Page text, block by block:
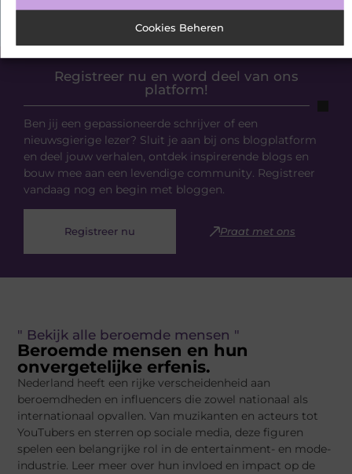
Cookies Beheren
Registreer nu en word deel van ons
platform!
Ben jij een gepassioneerde schrijver of een
nieuwsgierige lezer? Sluit je aan bij ons blogplatform
en deel jouw verhalen, ontdek inspirerende blogs en
bouw mee aan een levendige community. Registreer
vandaag nog en begin met bloggen.
Registreer nu Praat met ons
" Bekijk alle beroemde mensen "
Beroemde mensen en hun
onvergetelijke erfenis.
Nederland heeft een rijke verscheidenheid aan
beroemdheden en influencers die zowel nationaal als
internationaal opvallen. Van muzikanten en acteurs tot
YouTubers en sterren op sociale media, deze figuren
spelen een belangrijke rol in de entertainment- en mode-
industrie. Leer meer over hun invloed en impact op de